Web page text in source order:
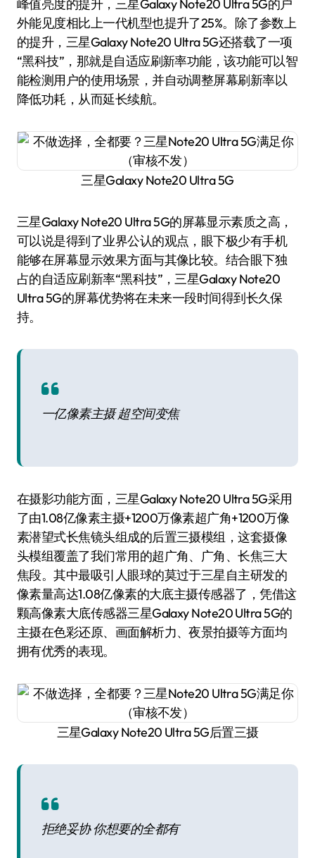
峰值亮度的提升，三星Galaxy Note20 Ultra 5G的户
外能见度相比上一代机型也提升了25%。除了参数上
的提升，三星Galaxy Note20 Ultra 5G还搭载了一项
“黑科技”，那就是自适应刷新率功能，该功能可以智
能检测用户的使用场景，并自动调整屏幕刷新率以
降低功耗，从而延长续航。
三星Galaxy Note20 Ultra 5G
三星Galaxy Note20 Ultra 5G的屏幕显示素质之高，
可以说是得到了业界公认的观点，眼下极少有手机
能够在屏幕显示效果方面与其像比较。结合眼下独
占的自适应刷新率“黑科技”，三星Galaxy Note20
Ultra 5G的屏幕优势将在未来一段时间得到长久保
持。
一亿像素主摄 超空间变焦
在摄影功能方面，三星Galaxy Note20 Ultra 5G采用
了由1.08亿像素主摄+1200万像素超广角+1200万像
素潜望式长焦镜头组成的后置三摄模组，这套摄像
头模组覆盖了我们常用的超广角、广角、长焦三大
焦段。其中最吸引人眼球的莫过于三星自主研发的
像素量高达1.08亿像素的大底主摄传感器了，凭借这
颗高像素大底传感器三星Galaxy Note20 Ultra 5G的
主摄在色彩还原、画面解析力、夜景拍摄等方面均
拥有优秀的表现。
三星Galaxy Note20 Ultra 5G后置三摄
拒绝妥协 你想要的全都有